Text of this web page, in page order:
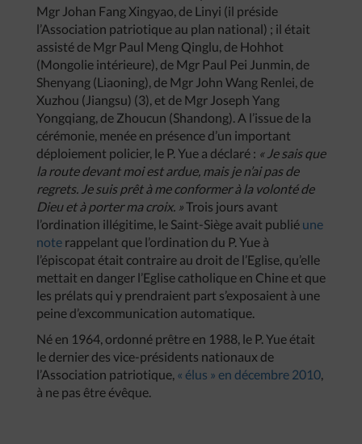
Mgr Johan Fang Xingyao, de Linyi (il préside
l’Association patriotique au plan national) ; il était
assisté de Mgr Paul Meng Qinglu, de Hohhot
(Mongolie intérieure), de Mgr Paul Pei Junmin, de
Shenyang (Liaoning), de Mgr John Wang Renlei, de
Xuzhou (Jiangsu) (3), et de Mgr Joseph Yang
Yongqiang, de Zhoucun (Shandong). A l’issue de la
cérémonie, menée en présence d’un important
déploiement policier, le P. Yue a déclaré : « Je sais que
la route devant moi est ardue, mais je n’ai pas de
regrets. Je suis prêt à me conformer à la volonté de
Dieu et à porter ma croix. »Trois jours avant
l’ordination illégitime, le Saint-Siège avait publié une
note rappelant que l’ordination du P. Yue à
l’épiscopat était contraire au droit de l’Eglise, qu’elle
mettait en danger l’Eglise catholique en Chine et que
les prélats qui y prendraient part s’exposaient à une
peine d’excommunication automatique.
Né en 1964, ordonné prêtre en 1988, le P. Yue était
le dernier des vice-présidents nationaux de
l’Association patriotique, « élus » en décembre 2010,
à ne pas être évêque.